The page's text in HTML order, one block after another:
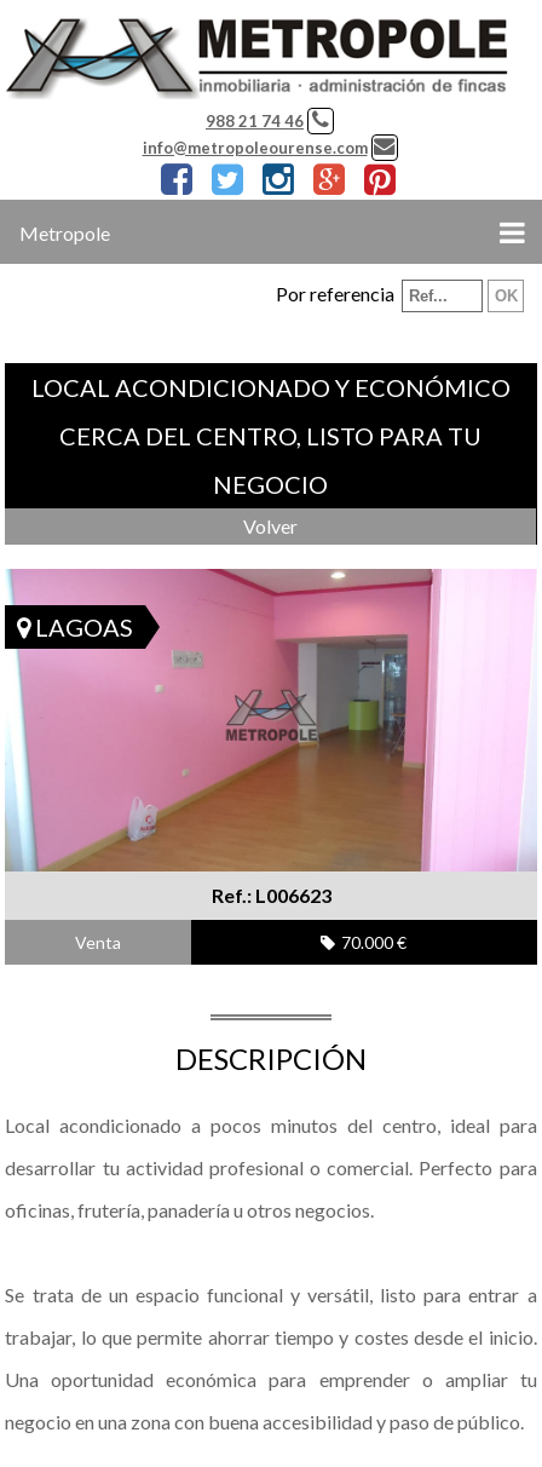
988 21 74 46
info@metropoleourense.com
Metropole
Por referencia
LOCAL ACONDICIONADO Y ECONÓMICO
CERCA DEL CENTRO, LISTO PARA TU
NEGOCIO
Volver
LAGOAS
Ref.: L006623
Venta 70.000 €
DESCRIPCIÓN
Local acondicionado a pocos minutos del centro, ideal para
desarrollar tu actividad profesional o comercial. Perfecto para
oficinas, frutería, panadería u otros negocios.
Se trata de un espacio funcional y versátil, listo para entrar a
trabajar, lo que permite ahorrar tiempo y costes desde el inicio.
Una oportunidad económica para emprender o ampliar tu
negocio en una zona con buena accesibilidad y paso de público.